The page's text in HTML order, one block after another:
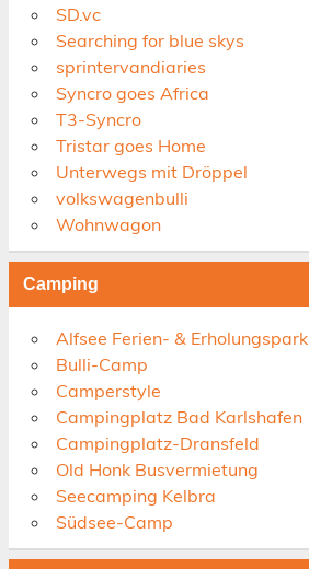
SD.vc
Searching for blue skys
sprintervandiaries
Syncro goes Africa
T3-Syncro
Tristar goes Home
Unterwegs mit Dröppel
volkswagenbulli
Wohnwagon
Camping
Alfsee Ferien- & Erholungspark
Bulli-Camp
Camperstyle
Campingplatz Bad Karlshafen
Campingplatz-Dransfeld
Old Honk Busvermietung
Seecamping Kelbra
Südsee-Camp